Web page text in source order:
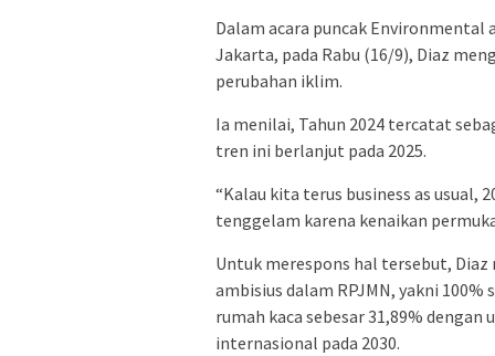
Dalam acara puncak Environmental
Jakarta, pada Rabu (16/9), Diaz
perubahan iklim.
Ia menilai, Tahun 2024 tercatat
tren ini berlanjut pada 2025.
“Kalau kita terus business as usual,
tenggelam karena kenaikan
Untuk merespons hal tersebut,
ambisius dalam RPJMN, yakni
rumah kaca sebesar 31,89% dengan
internasional pada 2030.